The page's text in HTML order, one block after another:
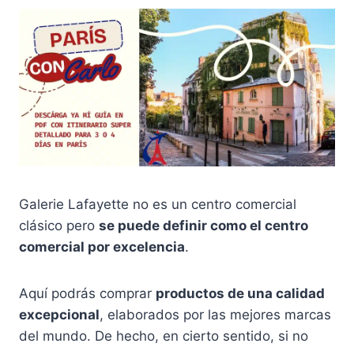
Galerie Lafayette no es un centro comercial
clásico pero se puede definir como el centro
comercial por excelencia.
Aquí podrás comprar productos de una calidad
excepcional, elaborados por las mejores marcas
del mundo. De hecho, en cierto sentido, si no